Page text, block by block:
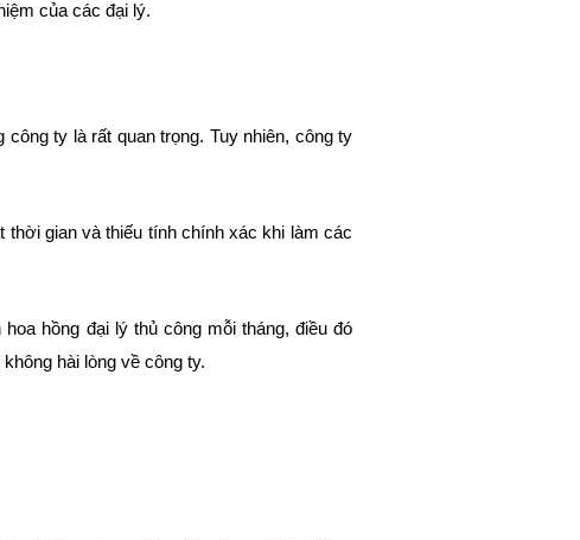
của các đại lý.
ty là rất quan trọng. Tuy nhiên, công ty
thời gian và thiếu tính chính xác khi làm các
hồng đại lý thủ công mỗi tháng, điều đó
hài lòng về công ty.